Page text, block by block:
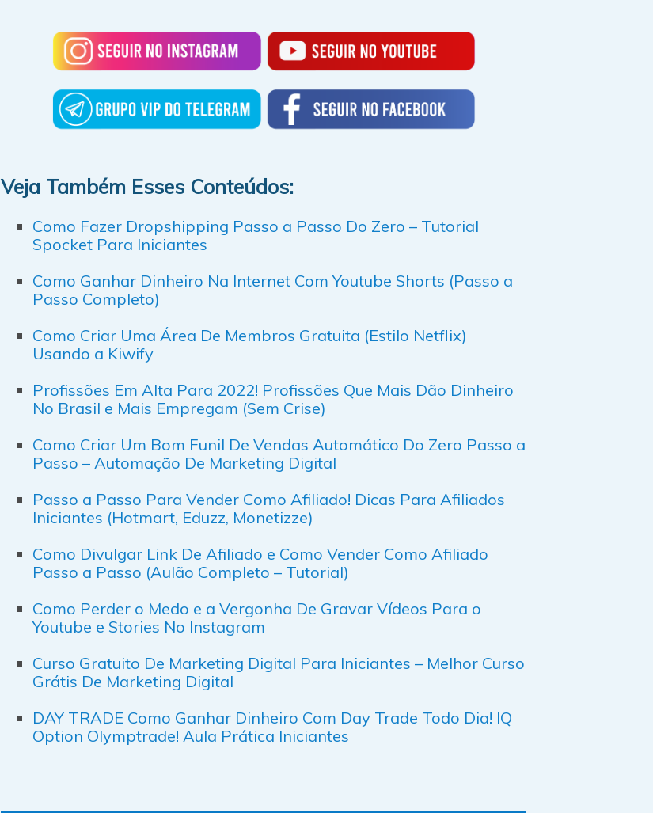
Veja Também Esses Conteúdos:
Como Fazer Dropshipping Passo a Passo Do Zero – Tutorial
Spocket Para Iniciantes
Como Ganhar Dinheiro Na Internet Com Youtube Shorts (Passo a
Passo Completo)
Como Criar Uma Área De Membros Gratuita (Estilo Netflix)
Usando a Kiwify
Profissões Em Alta Para 2022! Profissões Que Mais Dão Dinheiro
No Brasil e Mais Empregam (Sem Crise)
Como Criar Um Bom Funil De Vendas Automático Do Zero Passo a
Passo – Automação De Marketing Digital
Passo a Passo Para Vender Como Afiliado! Dicas Para Afiliados
Iniciantes (Hotmart, Eduzz, Monetizze)
Como Divulgar Link De Afiliado e Como Vender Como Afiliado
Passo a Passo (Aulão Completo – Tutorial)
Como Perder o Medo e a Vergonha De Gravar Vídeos Para o
Youtube e Stories No Instagram
Curso Gratuito De Marketing Digital Para Iniciantes – Melhor Curso
Grátis De Marketing Digital
DAY TRADE Como Ganhar Dinheiro Com Day Trade Todo Dia! IQ
Option Olymptrade! Aula Prática Iniciantes